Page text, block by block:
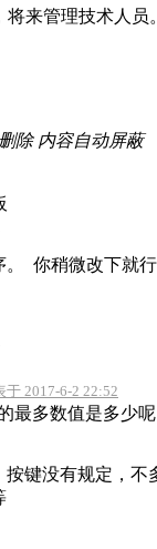
来管理技术人员。
除 内容自动屏蔽
。 你稍微改下就
2017-6-2 22:52
最多数值是多少
按键没有规定，不